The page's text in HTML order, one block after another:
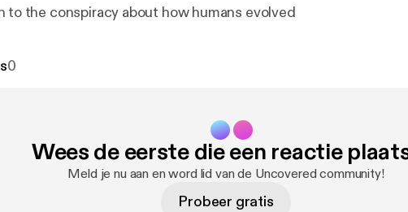
to the conspiracy about how humans evolved
0
Wees de eerste die een reactie
Meld je nu aan en word lid van de Uncovered community!
Probeer gratis